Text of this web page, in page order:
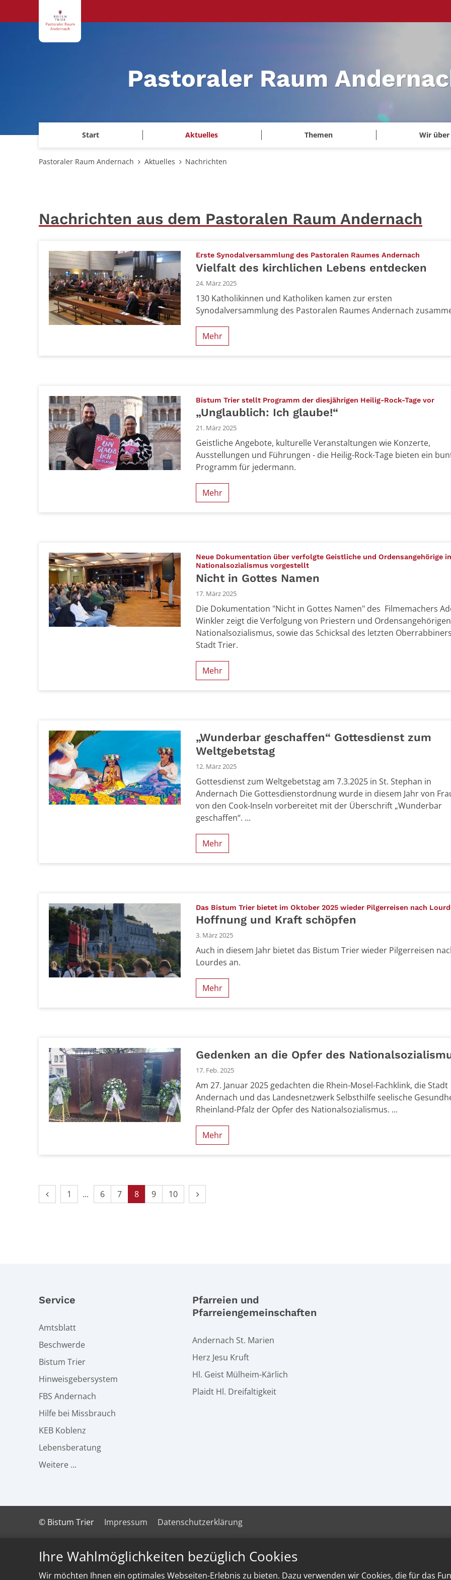
Ihre Wahlmöglichkeiten bezüglich Cookies
Wir möchten Ihnen ein optimales Webseiten-Erlebnis zu bieten. Dazu verwenden wir Cookies, die für das
Pastoraler Raum
Start Aktuelles Themen Wir über
Pastoraler Raum Andernach Aktuelles Nachrichten
Nachrichten aus dem Pastoralen Raum Andernach
Erste Synodalversammlung des Pastoralen Raumes Andernach:
Vielfalt des kirchlichen Lebens entdecken
24. März 2025
130 Katholikinnen und Katholiken kamen zur ersten
Synodalversammlung des Pastoralen Raumes Andernach
Mehr
Bistum Trier stellt Programm der diesjährigen Heilig-Rock-Tage vor
„Unglaublich: Ich glaube!“
21. März 2025
Geistliche Angebote, kulturelle Veranstaltungen wie Konzerte,
Ausstellungen und Führungen - die Heilig-Rock-Tage bieten ein
Programm für jedermann.
Mehr
Neue Dokumentation über verfolgte Geistliche und Ordensangehörige
Nationalsozialismus vorgestellt:
Nicht in Gottes Namen
17. März 2025
Die Dokumentation "Nicht in Gottes Namen" des Filmemachers
Winkler zeigt die Verfolgung von Priestern und
Nationalsozialismus, sowie das Schicksal des letzten
Stadt Trier.
Mehr
„Wunderbar geschaffen“ Gottesdienst zum
Weltgebetstag
12. März 2025
Gottesdienst zum Weltgebetstag am 7.3.2025 in St. Stephan in
Andernach Die Gottesdienstordnung wurde in diesem Jahr von
von den Cook-Inseln vorbereitet mit der Überschrift „Wunderbar
geschaffen“. ...
Mehr
Das Bistum Trier bietet im Oktober 2025 wieder Pilgerreisen nach
Hoffnung und Kraft schöpfen
3. März 2025
Auch in diesem Jahr bietet das Bistum Trier wieder Pilgerreisen
Lourdes an.
Mehr
Gedenken an die Opfer des
17. Feb. 2025
Am 27. Januar 2025 gedachten die Rhein-Mosel-Fachklink, die Stadt
Andernach und das Landesnetzwerk Selbsthilfe seelische
Rheinland-Pfalz der Opfer des Nationalsozialismus. ...
Mehr
Vorherige Seite
Erste Seite
1 6 7 8 9 10 Nächste Seite
Service
Amtsblatt
Beschwerde
Bistum Trier
Hinweisgebersystem
FBS Andernach
Hilfe bei Missbrauch
KEB Koblenz
Lebensberatung
Weitere ...
Pfarreien und
Pfarreiengemeinschaften
Andernach St. Marien
Herz Jesu Kruft
Hl. Geist Mülheim-Kärlich
Plaidt Hl. Dreifaltigkeit
© Bistum Trier Impressum Datenschutzerklärung